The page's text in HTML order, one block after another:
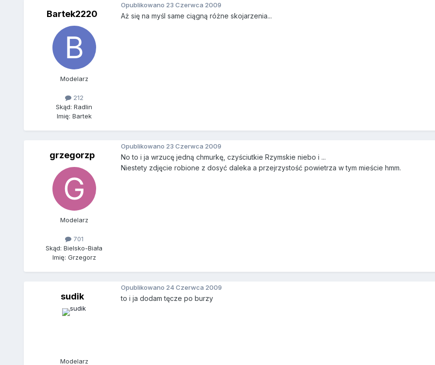
Bartek2220
Modelarz
212
Skąd: Radlin
Imię: Bartek
Opublikowano 23 Czerwca 2009
Aż się na myśl same ciągną różne skojarzenia...
grzegorzp
Modelarz
701
Skąd: Bielsko-Biała
Imię: Grzegorz
Opublikowano 23 Czerwca 2009
No to i ja wrzucę jedną chmurkę, czyściutkie Rzymskie niebo i ...
Niestety zdjęcie robione z dosyć daleka a przejrzystość powietrza w tym mieście hmm.
sudik
Modelarz
Opublikowano 24 Czerwca 2009
to i ja dodam tęcze po burzy